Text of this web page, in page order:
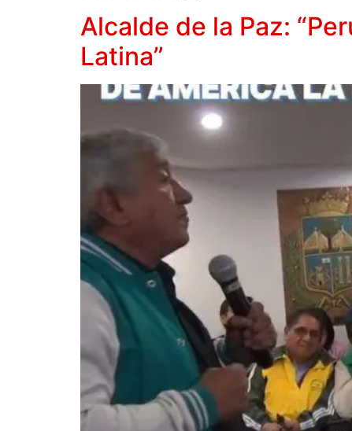
Alcalde de la Paz:
Latina”